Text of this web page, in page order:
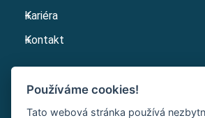
Kariéra
Kontakt
Používáme cookies!
Tato webová stránka používá